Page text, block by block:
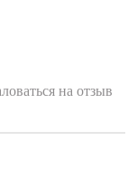
на отзыв